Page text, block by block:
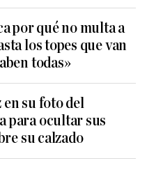
por qué no multa a
los topes que van
todas»
en su foto del
para ocultar sus
su calzado